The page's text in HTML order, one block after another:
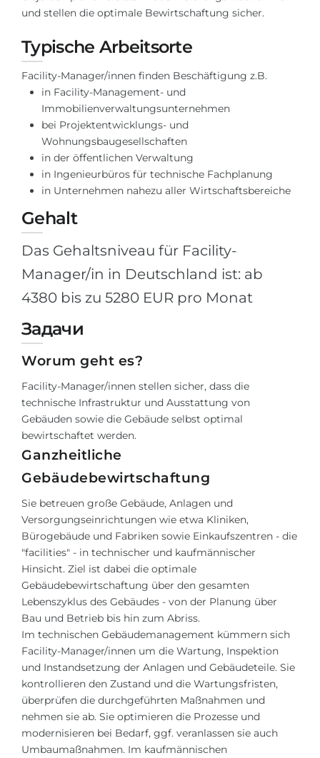
RIASEC-Test
Erfolgzu
100%
Unsere Studierenden werden
BERATUNG!
*
Ukraine
Kasachstan
Aserbaidschan
Armenien
Belarus
Anderes Land
BERATUNG BUCHEN
und stellen die optimale Bewirtschaftung sicher.
Typische Arbeitsorte
Facility-Manager/innen finden Beschäftigung z.B.
in Facility-Management- und
Immobilienverwaltungsunternehmen
bei Projektentwicklungs- und
Wohnungsbaugesellschaften
in der öffentlichen Verwaltung
in Ingenieurbüros für technische Fachplanung
in Unternehmen nahezu aller Wirtschaftsbereiche
Gehalt
Das Gehaltsniveau für Facility-
Manager/in in Deutschland ist: ab
4380 bis zu 5280 EUR pro Monat
Задачи
Worum geht es?
Facility-Manager/innen stellen sicher, dass die
technische Infrastruktur und Ausstattung von
Gebäuden sowie die Gebäude selbst optimal
bewirtschaftet werden.
Ganzheitliche
Gebäudebewirtschaftung
Sie betreuen große Gebäude, Anlagen und
Versorgungseinrichtungen wie etwa Kliniken,
Bürogebäude und Fabriken sowie Einkaufszentren - die
"facilities" - in technischer und kaufmännischer
Hinsicht. Ziel ist dabei die optimale
Gebäudebewirtschaftung über den gesamten
Lebenszyklus des Gebäudes - von der Planung über
Bau und Betrieb bis hin zum Abriss.
Im technischen Gebäudemanagement kümmern sich
Facility-Manager/innen um die Wartung, Inspektion
und Instandsetzung der Anlagen und Gebäudeteile. Sie
kontrollieren den Zustand und die Wartungsfristen,
überprüfen die durchgeführten Maßnahmen und
nehmen sie ab. Sie optimieren die Prozesse und
modernisieren bei Bedarf, ggf. veranlassen sie auch
Umbaumaßnahmen. Im kaufmännischen